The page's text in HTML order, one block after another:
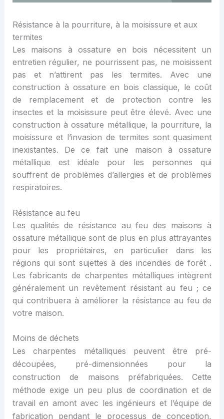
Résistance à la pourriture, à la moisissure et aux
termites
Les maisons à ossature en bois nécessitent un
entretien régulier, ne pourrissent pas, ne moisissent
pas et n’attirent pas les termites. Avec une
construction à ossature en bois classique, le coût
de remplacement et de protection contre les
insectes et la moisissure peut être élevé. Avec une
construction à ossature métallique, la pourriture, la
moisissure et l’invasion de termites sont quasiment
inexistantes. De ce fait une maison à ossature
métallique est idéale pour les personnes qui
souffrent de problèmes d’allergies et de problèmes
respiratoires.
Résistance au feu
Les qualités de résistance au feu des maisons à
ossature métallique sont de plus en plus attrayantes
pour les propriétaires, en particulier dans les
régions qui sont sujettes à des incendies de forêt .
Les fabricants de charpentes métalliques intègrent
généralement un revêtement résistant au feu ; ce
qui contribuera à améliorer la résistance au feu de
votre maison.
Moins de déchets
Les charpentes métalliques peuvent être pré-
découpées, pré-dimensionnées pour la
construction de maisons préfabriquées.Cette
méthode exige un peu plus de coordination et de
travail en amont avec les ingénieurs et l’équipe de
fabrication pendant le processus de conception,